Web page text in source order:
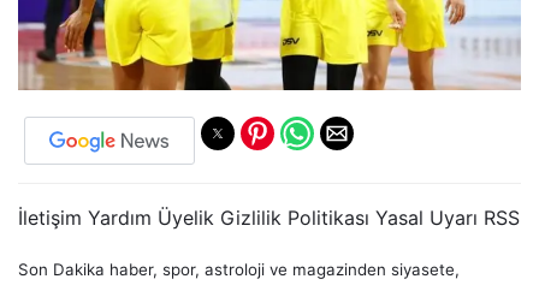
İletişim Yardım Üyelik Gizlilik Politikası Yasal Uyarı RSS
Son Dakika haber, spor, astroloji ve magazinden siyasete,